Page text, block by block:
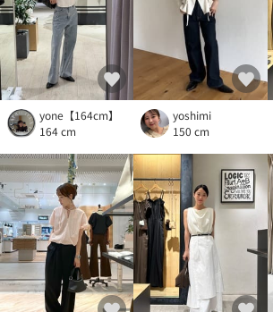
yone【164cm】
164 cm
yoshimi
150 cm